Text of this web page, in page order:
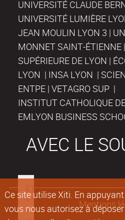
Ce site utilise Xiti. En
vous nous autorisez à
UNIVERSITÉ CLAUDE
UNIVERSITÉ LUMIÈRE
JEAN MOULIN LYON 3 |
MONNET SAINT-ÉTIENNE
SUPÉRIEURE DE LYON |
LYON | INSA LYON |
ENTPE | VETAGRO SUP |
INSTITUT CATHOLIQUE
EMLYON BUSINESS
AVEC LE
Mentions